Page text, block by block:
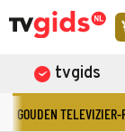
tvgids
GOUDEN TELEVIZIER-